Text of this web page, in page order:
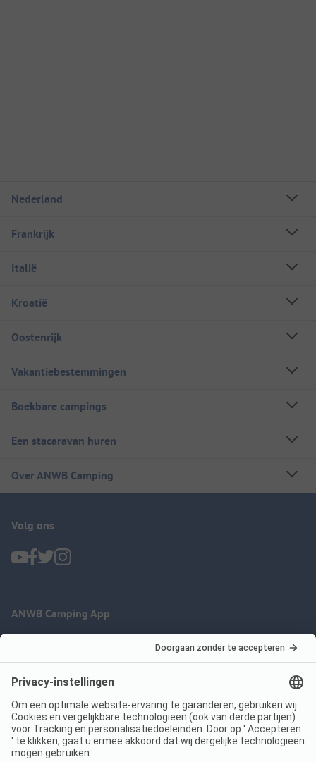
Nederland
Frankrijk
Italië
Kroatië
Oostenrijk
Vakantiebestemmingen
Boekbare campings
Een stacaravan huren
Over ANWB Camping
Volg ons
ANWB Camping App
Imprint
Jouw privacy
Voorwaarden